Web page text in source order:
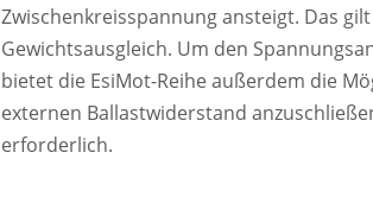
Zwischenkreisspannung ansteigt. Das
Gewichtsausgleich. Um den
bietet die EsiMot-Reihe außerdem die
externen Ballastwiderstand
erforderlich.